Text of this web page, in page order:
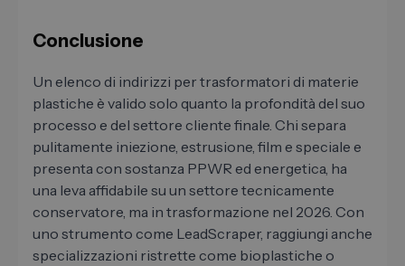
Conclusione
Un elenco di indirizzi per trasformatori di materie
plastiche è valido solo quanto la profondità del suo
processo e del settore cliente finale. Chi separa
pulitamente iniezione, estrusione, film e speciale e
presenta con sostanza PPWR ed energetica, ha
una leva affidabile su un settore tecnicamente
conservatore, ma in trasformazione nel 2026. Con
uno strumento come LeadScraper, raggiungi anche
specializzazioni ristrette come bioplastiche o